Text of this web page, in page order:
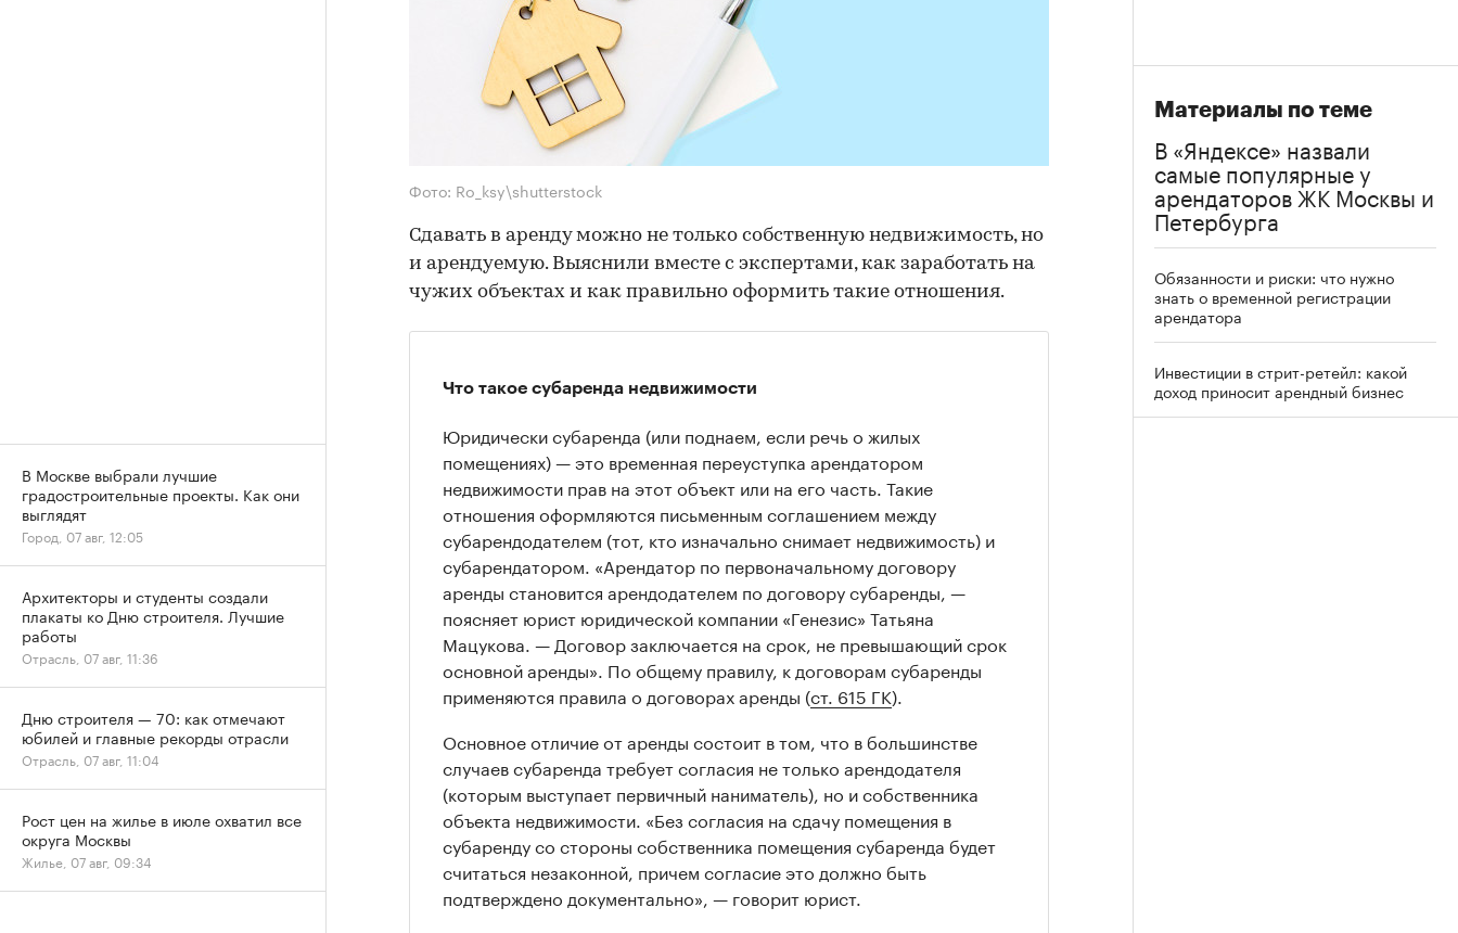
Фото: Ro_ksy\shutterstock
Сдавать в аренду можно не только собственную недвижимость, но
и арендуемую. Выяснили вместе с экспертами, как заработать на
чужих объектах и как правильно оформить такие отношения.
Что такое субаренда недвижимости
Юридически субаренда (или поднаем, если речь о жилых
помещениях) — это временная переуступка арендатором
недвижимости прав на этот объект или на его часть. Такие
отношения оформляются письменным соглашением между
субарендодателем (тот, кто изначально снимает недвижимость) и
субарендатором. «Арендатор по первоначальному договору
аренды становится арендодателем по договору субаренды, —
поясняет юрист юридической компании «Генезис» Татьяна
Мацукова. — Договор заключается на срок, не превышающий срок
основной аренды». По общему правилу, к договорам субаренды
применяются правила о договорах аренды (ст. 615 ГК).
Основное отличие от аренды состоит в том, что в большинстве
случаев субаренда требует согласия не только арендодателя
(которым выступает первичный наниматель), но и собственника
объекта недвижимости. «Без согласия на сдачу помещения в
субаренду со стороны собственника помещения субаренда будет
считаться незаконной, причем согласие это должно быть
подтверждено документально», — говорит юрист.
Материалы по теме
В «Яндексе» назвали
самые популярные у
арендаторов ЖК Москвы и
Петербурга
Обязанности и риски: что нужно
знать о временной регистрации
арендатора
Инвестиции в стрит-ретейл: какой
доход приносит арендный бизнес
В Москве выбрали лучшие
градостроительные проекты. Как они
выглядят
Город, 07 авг, 12:05
Архитекторы и студенты создали
плакаты ко Дню строителя. Лучшие
работы
Отрасль, 07 авг, 11:36
Дню строителя — 70: как отмечают
юбилей и главные рекорды отрасли
Отрасль, 07 авг, 11:04
Рост цен на жилье в июле охватил все
округа Москвы
Жилье, 07 авг, 09:34